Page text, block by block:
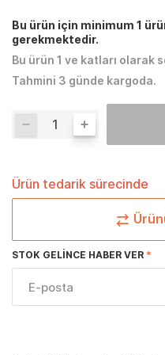
Bu ürün için minimum 1
gerekmektedir.
Bu ürün 1 ve katları olarak
Tahmini 3 günde kargoda.
Ürün tedarik sürecinde
STOK GELINCE HABER VER